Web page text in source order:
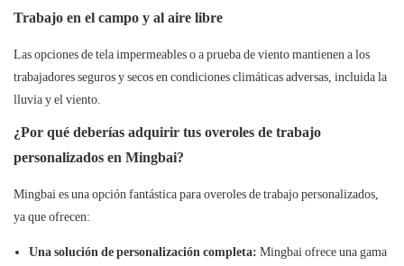
Trabajo en el campo y al aire libre
Las opciones de tela impermeables o a prueba de viento mantienen a los
trabajadores seguros y secos en condiciones climáticas adversas, incluida la
lluvia y el viento.
¿Por qué deberías adquirir tus overoles de trabajo
personalizados en Mingbai?
Mingbaies una opción fantástica para overoles de trabajo personalizados,
ya que ofrecen:
Una solución de personalización completa: Mingbai ofrece una gama